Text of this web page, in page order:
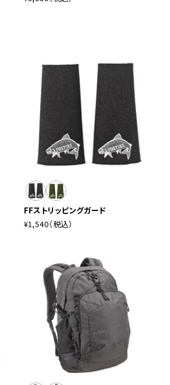
FFストリッピングガード
¥1,540（税込）